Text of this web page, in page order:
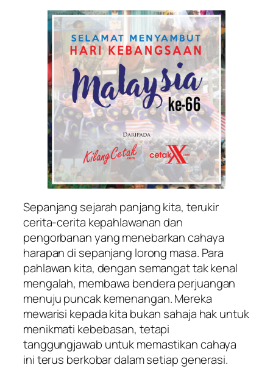
Sepanjang sejarah panjang kita, terukir
cerita-cerita kepahlawanan dan
pengorbanan yang menebarkan cahaya
harapan di sepanjang lorong masa. Para
pahlawan kita, dengan semangat tak kenal
mengalah, membawa bendera perjuangan
menuju puncak kemenangan. Mereka
mewarisi kepada kita bukan sahaja hak untuk
menikmati kebebasan, tetapi
tanggungjawab untuk memastikan cahaya
ini terus berkobar dalam setiap generasi.